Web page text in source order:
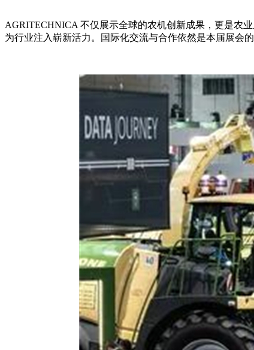
AGRITECHNICA 不仅展示全球的农机创新成果，更是农
为行业注入崭新活力。国际化交流与合作依然是本届展会